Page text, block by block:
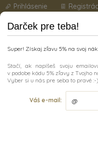
Prihlásenie
Kategórie
ÚVODNÁ STRÁNKA |
Dámska
Darček pre teba!
Super! Získaj zľavu 5% na svoj
Stačí, ak napíšeš svoju
v podobe kódu 5% zľavy z Tvojho
Vyber si u nás pre seba to pravé :-)
Váš e-mail: